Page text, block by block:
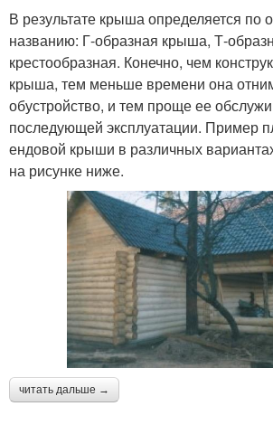
В результате крыша определяется по
названию: Г-образная крыша, Т-
крестообразная. Конечно, чем
крыша, тем меньше времени она
обустройство, и тем проще ее
последующей эксплуатации. Пример
ендовой крыши в различных
на рисунке ниже.
читать дальше →